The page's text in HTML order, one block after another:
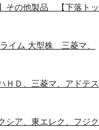
その他製品 【下落トッ
イム 大型株 三菱マ、
Ｄ、三菱マ、アドテス
ア、東エレク、フジク